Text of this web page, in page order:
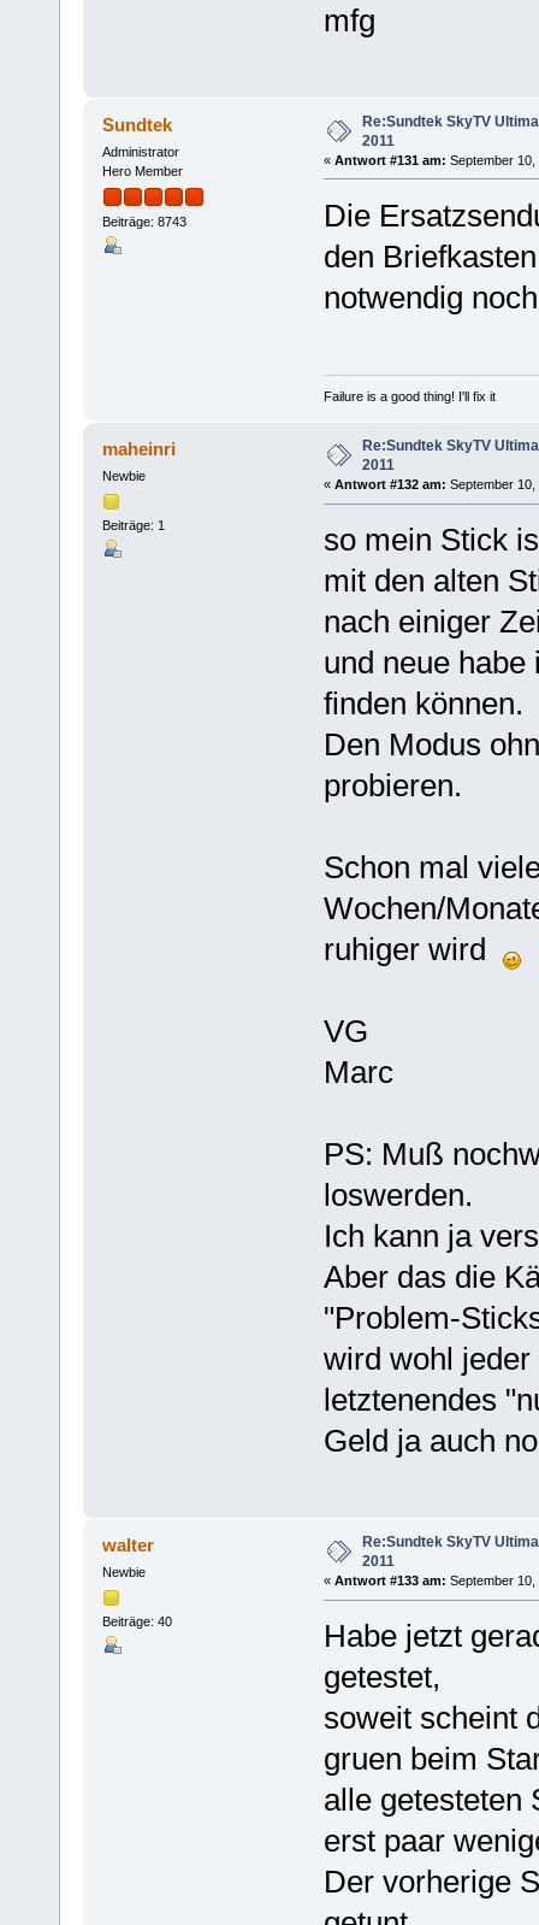
mfg
Sundtek
Administrator
Hero Member
Beiträge: 8743
Re:Sundtek SkyTV
2011
« Antwort #131 am: September 10,
Die
den
notwendig
Failure is a good thing! I'll fix it
maheinri
Newbie
Beiträge: 1
Re:Sundtek SkyTV
2011
« Antwort #132 am: September 10,
so mein Stick
mit den alten
nach einiger
und neue habe
finden können.
Den Modus
probieren.
Schon mal
Wochen/
ruhiger wird
VG
Marc
PS: Muß
loswerden.
Ich kann ja
Aber das die
"Problem-
wird wohl jeder
letztenendes
Geld ja auch
walter
Newbie
Beiträge: 40
Re:Sundtek SkyTV
2011
« Antwort #133 am: September 10,
Habe jetzt
getestet,
soweit scheint
gruen beim
alle getesteten
erst paar
Der vorherige